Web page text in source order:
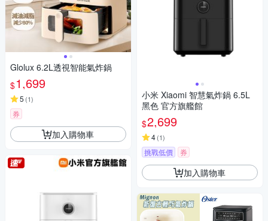
Glolux 6.2L透視智能氣炸鍋
$1,699
5 (1)
券
加入購物車
小米 Xiaomi 智慧氣炸鍋 6.5L
黑色 官方旗艦館
$2,699
4(1)
挑戰低價 券
加入購物車